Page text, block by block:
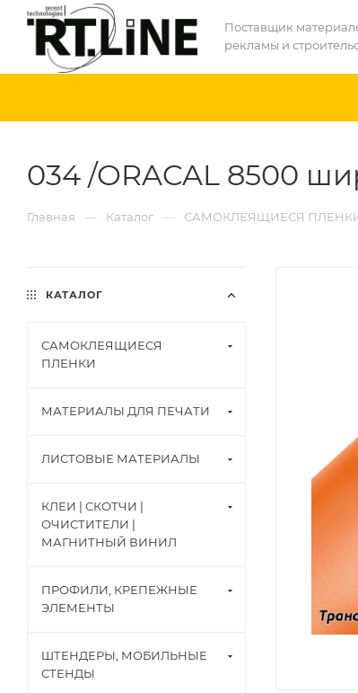
Поставщик
рекламы и
034 /ORACAL 8500
Главная — Каталог — САМОКЛЕЯЩИЕСЯ
КАТАЛОГ
САМОКЛЕЯЩИЕСЯ
ПЛЕНКИ
МАТЕРИАЛЫ ДЛЯ ПЕЧАТИ
ЛИСТОВЫЕ МАТЕРИАЛЫ
КЛЕИ | СКОТЧИ |
ОЧИСТИТЕЛИ |
МАГНИТНЫЙ ВИНИЛ
ПРОФИЛИ, КРЕПЕЖНЫЕ
ЭЛЕМЕНТЫ
ШТЕНДЕРЫ, МОБИЛЬНЫЕ
СТЕНДЫ